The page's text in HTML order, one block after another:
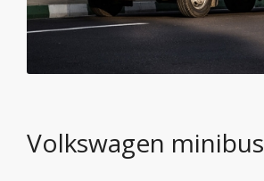
Volkswagen minibus